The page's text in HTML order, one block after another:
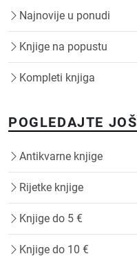
Najnovije u ponudi
Knjige na popustu
Kompleti knjiga
POGLEDAJTE JOŠ
Antikvarne knjige
Rijetke knjige
Knjige do 5 €
Knjige do 10 €